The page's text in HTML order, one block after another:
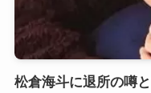
松倉海斗に退所の噂